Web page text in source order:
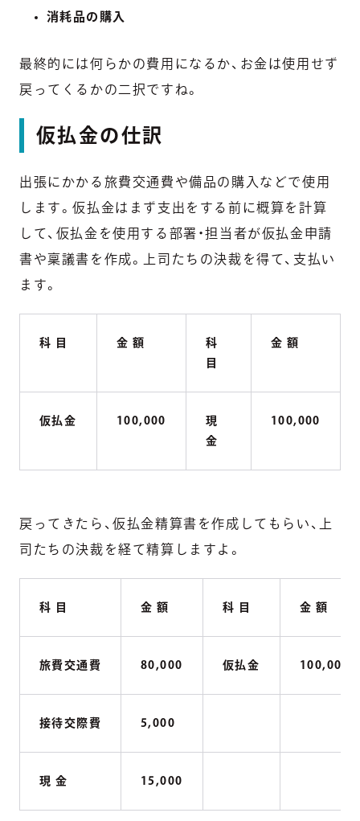
消耗品の購入
最終的には何らかの費用になるか、お金は使用せず
戻ってくるかの二択ですね。
仮払金の仕訳
出張にかかる旅費交通費や備品の購入などで使用
します。仮払金はまず支出をする前に概算を計算
して、仮払金を使用する部署・担当者が仮払金申請
書や稟議書を作成。上司たちの決裁を得て、支払い
ます。
科 目 金 額
科
目
金 額
仮払金 100,000
現
金
100,000
戻ってきたら、仮払金精算書を作成してもらい、上
司たちの決裁を経て精算しますよ。
科 目 金 額 科 目 金 額
旅費交通費 80,000 仮払金 100,000
接待交際費 5,000
現 金 15,000